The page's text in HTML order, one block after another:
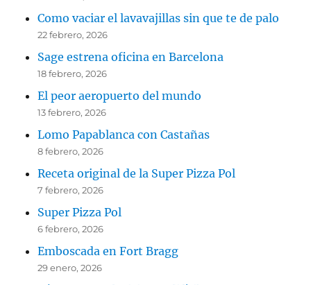
Como vaciar el lavavajillas sin que te de palo
22 febrero, 2026
Sage estrena oficina en Barcelona
18 febrero, 2026
El peor aeropuerto del mundo
13 febrero, 2026
Lomo Papablanca con Castañas
8 febrero, 2026
Receta original de la Super Pizza Pol
7 febrero, 2026
Super Pizza Pol
6 febrero, 2026
Emboscada en Fort Bragg
29 enero, 2026